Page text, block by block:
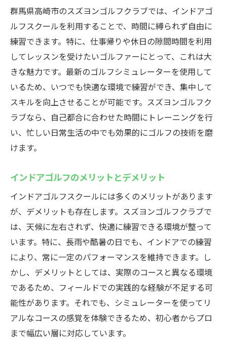
群馬県高崎市のスズヨンゴルフクラブでは、インドアゴ
ルフスクールを利用することで、時間に縛られず自由に
練習できます。特に、仕事帰りや休日の隙間時間を利用
してレッスンを受けたいゴルファーにとって、これは大
きな魅力です。最新のゴルフシミュレーターを使用して
いるため、いつでも快適な環境で練習ができ、集中して
スキルを向上させることが可能です。スズヨンゴルフク
ラブなら、自己都合に合わせた時間にトレーニングを行
い、忙しい日常生活の中でも効果的にゴルフの技術を磨
けます。
インドアゴルフのメリットとデメリット
インドアゴルフスクールには多くのメリットがあります
が、デメリットも存在します。スズヨンゴルフクラブで
は、天候に左右されず、快適に練習できる環境が整って
います。特に、長雨や酷暑の日でも、インドアでの練習
により、常に一定のパフォーマンスを維持できます。し
かし、デメリットとしては、実際のコースと異なる環境
であるため、フィールドでの実践的な経験が不足する可
能性があります。それでも、シミュレーターを使ってリ
アルなコースの感覚を体験できるため、初心者からプロ
まで幅広い層に対応しています。